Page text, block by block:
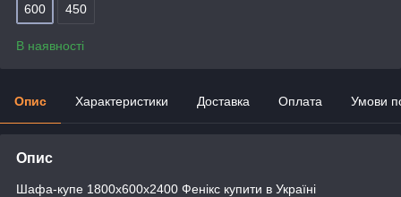
600 450
В наявності
Опис Характеристики Доставка Оплата Умови
Опис
Шафа-купе 1800x600х2400 Фенікс купити в Україні